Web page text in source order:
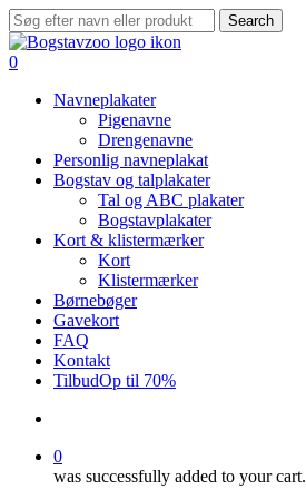
Skip
to
main
Search
Close
Search
search
0
Navneplakater
Pigenavne
Drengenavne
Personlig navneplakat
Bogstav og talplakater
Tal og ABC plakater
Bogstavplakater
Kort & klistermærker
Kort
Klistermærker
Børnebøger
Gavekort
FAQ
Kontakt
TilbudOp til 70%
0
was successfully added to your cart.